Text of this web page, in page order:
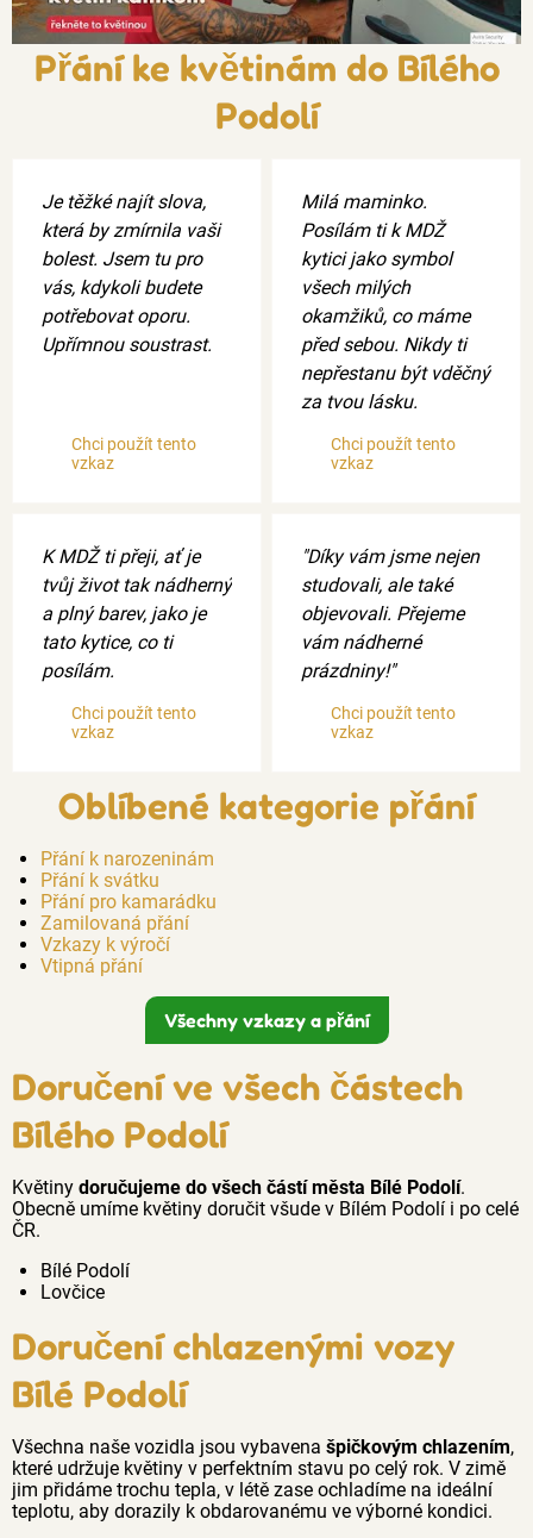
Přání ke květinám do Bílého
Podolí
Je těžké najít slova,
která by zmírnila vaši
bolest. Jsem tu pro
vás, kdykoli budete
potřebovat oporu.
Upřímnou soustrast.
Chci použít tento
vzkaz
Milá maminko.
Posílám ti k MDŽ
kytici jako symbol
všech milých
okamžiků, co máme
před sebou. Nikdy ti
nepřestanu být vděčný
za tvou lásku.
Chci použít tento
vzkaz
K MDŽ ti přeji, ať je
tvůj život tak nádherný
a plný barev, jako je
tato kytice, co ti
posílám.
Chci použít tento
vzkaz
"Díky vám jsme nejen
studovali, ale také
objevovali. Přejeme
vám nádherné
prázdniny!"
Chci použít tento
vzkaz
Oblíbené kategorie přání
Přání k narozeninám
Přání k svátku
Přání pro kamarádku
Zamilovaná přání
Vzkazy k výročí
Vtipná přání
Všechny vzkazy a přání
Doručení ve všech částech
Bílého Podolí
Květiny doručujeme do všech částí města Bílé Podolí.
Obecně umíme květiny doručit všude v Bílém Podolí i po celé
ČR.
Bílé Podolí
Lovčice
Doručení chlazenými vozy
Bílé Podolí
Všechna naše vozidla jsou vybavena špičkovým chlazením,
které udržuje květiny v perfektním stavu po celý rok. V zimě
jim přidáme trochu tepla, v létě zase ochladíme na ideální
teplotu, aby dorazily k obdarovanému ve výborné kondici.